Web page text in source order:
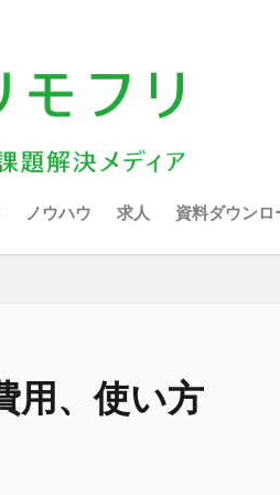
ノウハウ 求人 資料ダウンロ
用、使い方